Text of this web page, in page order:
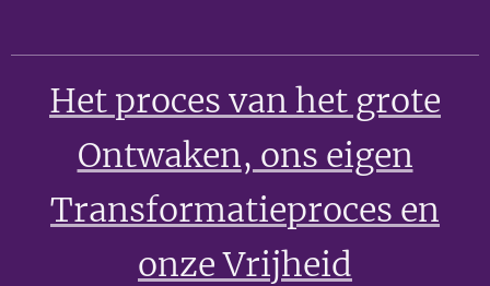
Het proces van het grote
Ontwaken, ons eigen
Transformatieproces en
onze Vrijheid